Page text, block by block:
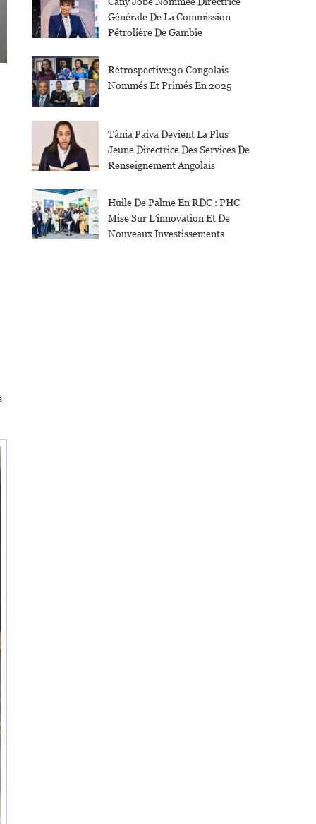
Générale De La Commission
Pétrolière De Gambie
Rétrospective:30 Congolais
Nommés Et Primés En 2025
Tânia Paiva Devient La Plus
Jeune Directrice Des Services De
Renseignement Angolais
Huile De Palme En RDC : PHC
Mise Sur L’innovation Et De
Nouveaux Investissements